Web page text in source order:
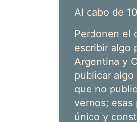
Al cabo de
Perdonen el
escribir algo
Argentina y
publicar algo
que no
vernos;
único y